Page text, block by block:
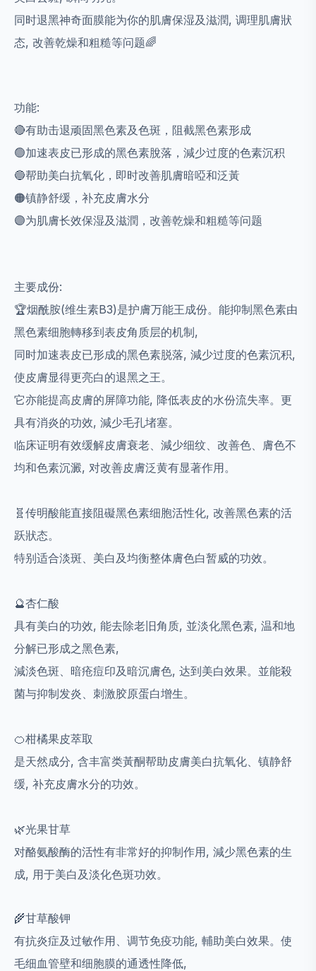
同时退黑神奇面膜能为你的肌膚保湿及滋潤, 调理肌膚狀
态, 改善乾燥和粗糙等问题🌈
功能:
🔴有助击退顽固黑色素及色斑，阻截黑色素形成
🟢加速表皮已形成的黑色素脫落，減少过度的色素沉积
🔵帮助美白抗氧化，即时改善肌膚暗啞和泛黃
🟠镇静舒缓，补充皮膚水分
🟣为肌膚长效保湿及滋潤，改善乾燥和粗糙等问题
主要成份:
🏆烟酰胺(维生素B3)是护膚万能王成份。能抑制黑色素由
黑色素细胞轉移到表皮角质层的机制,
同时加速表皮已形成的黑色素脱落, 減少过度的色素沉积,
使皮膚显得更亮白的退黑之王。
它亦能提高皮膚的屏障功能, 降低表皮的水份流失率。更
具有消炎的功效, 減少毛孔堵塞。
临床证明有效缓解皮膚衰老、減少细纹、改善色、膚色不
均和色素沉澱, 对改善皮膚泛黄有显著作用。
🧬传明酸能直接阻礙黑色素细胞活性化, 改善黑色素的活
跃狀态。
特别适合淡斑、美白及均衡整体膚色白暂威的功效。
🔮杏仁酸
具有美白的功效, 能去除老旧角质, 並淡化黑色素, 温和地
分解已形成之黑色素,
減淡色斑、暗疮痘印及暗沉膚色, 达到美白效果。並能殺
菌与抑制发炎、刺激胶原蛋白增生。
🍊柑橘果皮萃取
是天然成分, 含丰富类黃酮帮助皮膚美白抗氧化、镇静舒
缓, 补充皮膚水分的功效。
🌿光果甘草
对酪氨酸酶的活性有非常好的抑制作用, 減少黑色素的生
成, 用于美白及淡化色斑功效。
🌾甘草酸钾
有抗炎症及过敏作用、调节免疫功能, 輔助美白效果。使
毛细血管壁和细胞膜的通透性降低,